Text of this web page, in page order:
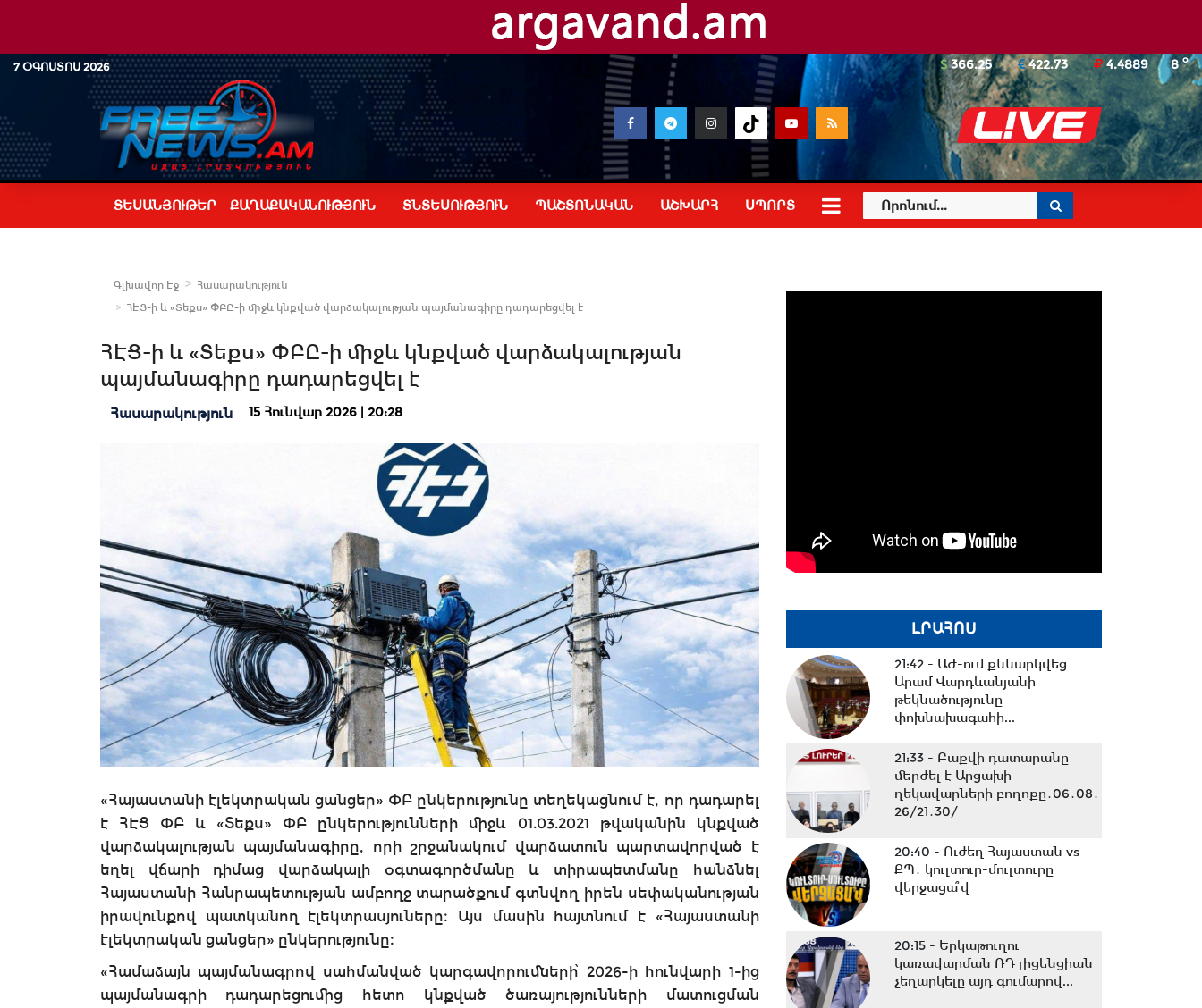
7 ՕԳՈՍՏՈՍ 2026 8o
366.25 422.73 4.4889
ՏԵՍԱՆՅՈՒԹԵՐ ՔԱՂԱՔԱԿԱՆՈՒԹՅՈՒՆ ՏՆՏԵՍՈՒԹՅՈՒՆ ՊԱՇՏՈՆԱԿԱՆ ԱՇԽԱՐՀ ՍՊՈՐՏ
Գլխավոր Էջ
Հասարակություն
ՀԷՑ-ի և «Տեքս» ՓԲԸ-ի միջև կնքված վարձակալության պայմանագիրը դադարեցվել է
ՀԷՑ-ի և «Տեքս» ՓԲԸ-ի միջև կնքված վարձակալության
պայմանագիրը դադարեցվել է
Հասարակություն 15 Հունվար 2026 | 20:28
«Հայաստանի էլեկտրական ցանցեր» ՓԲ ընկերությունը տեղեկացնում է, որ դադարել
է ՀԷՑ ՓԲ և «Տեքս» ՓԲ ընկերությունների միջև 01.03.2021 թվականին կնքված
վարձակալության պայմանագիրը, որի շրջանակում վարձատուն պարտավորված է
եղել վճարի դիմաց վարձակալի օգտագործմանը և տիրապետմանը հանձնել
Հայաստանի Հանրապետության ամբողջ տարածքում գտնվող իրեն սեփականության
իրավունքով պատկանող էլեկտրասյուները։ Այս մասին հայտնում է «Հայաստանի
էլեկտրական ցանցեր» ընկերությունը։
«Համաձայն պայմանագրով սահմանված կարգավորումների՝ 2026-ի հունվարի 1-ից
պայմանագրի դադարեցումից հետո կնքված ծառայությունների մատուցման
ԼՐԱՀՈՍ
21:42 - ԱԺ-ում քննարկվեց
Արամ Վարդևանյանի
թեկնածությունը
փոխնախագահի...
21:33 - Բաքվի դատարանը
մերժել է Արցախի
ղեկավարների բողոքը․06․08․
26/21․30/
20:40 - Ուժեղ Հայաստան vs
ՔՊ․ կուլտուր-մուլտուրը
վերջացա՞վ
20:15 - Երկաթուղու
կառավարման ՌԴ լիցենցիան
չեղարկելը այդ գումարով...